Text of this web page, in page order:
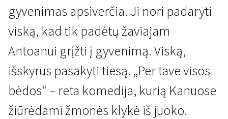
Kertant Europą
gyvenimas apsiverčia. Ji nori padaryti
viską, kad tik padėtų žaviajam
Antoanui grįžti į gyvenimą. Viską,
išskyrus pasakyti tiesą. „Per tave visos
bėdos“ – reta komedija, kurią Kanuose
žiūrėdami žmonės klykė iš juoko.